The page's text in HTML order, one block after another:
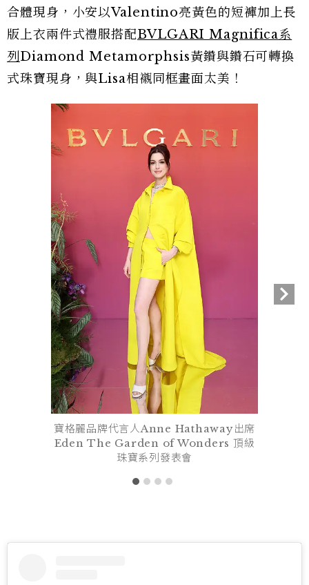
合體現身，小安以Valentino亮黃色的短褲加上長
版上衣兩件式禮服搭配BVLGARI Magnifica系
列Diamond Metamorphsis黃鑽與鑽石可轉換
式珠寶現身，與Lisa相襯同框畫面太美！
寶格麗品牌代言人Anne Hathaway出席
Eden The Garden of Wonders 頂級
珠寶系列發表會